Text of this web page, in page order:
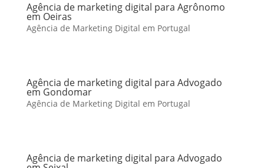
Agência de marketing digital para Agrônomo
em Oeiras
Agência de Marketing Digital em Portugal
Agência de marketing digital para Advogado
em Gondomar
Agência de Marketing Digital em Portugal
Agência de marketing digital para Advogado